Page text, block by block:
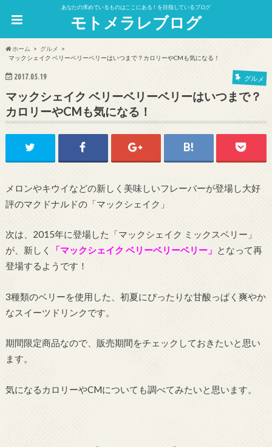
あなたの求めているものはここにある！を目指しているブログ
モトメラレブログ
ホーム
グルメ
マックシェイク ベリーベリーベリーはいつまで？カロリーやCMも気になる！
2017.05.19 グルメ
マックシェイク ベリーベリーベリーはいつまで？
カロリーやCMも気になる！
メロンやキウイなどの新しく美味しいフレーバーが登場し大好
評のマクドナルドの「マックシェイク」
次は、2015年に登場した「マックシェイク ミックスベリー」
が、新しく
「マックシェイク ベリーベリーベリー」 となって再
登場するようです！
3種類のベリーを使用した、初夏にぴったりな甘酸っぱく爽やか
なスイーツドリンクです。
期間限定商品なので、販売期間をチェックしておきたいと思い
ます。
気になるカロリーやCMについても調べてみたいと思います。